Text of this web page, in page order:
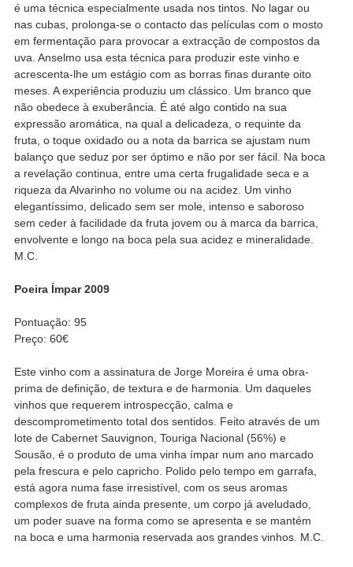
é uma técnica especialmente usada nos tintos. No lagar ou
nas cubas, prolonga-se o contacto das películas com o mosto
em fermentação para provocar a extracção de compostos da
uva. Anselmo usa esta técnica para produzir este vinho e
acrescenta-lhe um estágio com as borras finas durante oito
meses. A experiência produziu um clássico. Um branco que
não obedece à exuberância. É até algo contido na sua
expressão aromática, na qual a delicadeza, o requinte da
fruta, o toque oxidado ou a nota da barrica se ajustam num
balanço que seduz por ser óptimo e não por ser fácil. Na boca
a revelação continua, entre uma certa frugalidade seca e a
riqueza da Alvarinho no volume ou na acidez. Um vinho
elegantíssimo, delicado sem ser mole, intenso e saboroso
sem ceder à facilidade da fruta jovem ou à marca da barrica,
envolvente e longo na boca pela sua acidez e mineralidade.
M.C.
Poeira Ímpar 2009
Pontuação: 95
Preço: 60€
Este vinho com a assinatura de Jorge Moreira é uma obra-
prima de definição, de textura e de harmonia. Um daqueles
vinhos que requerem introspecção, calma e
descomprometimento total dos sentidos. Feito através de um
lote de Cabernet Sauvignon, Touriga Nacional (56%) e
Sousão, é o produto de uma vinha ímpar num ano marcado
pela frescura e pelo capricho. Polido pelo tempo em garrafa,
está agora numa fase irresistível, com os seus aromas
complexos de fruta ainda presente, um corpo já aveludado,
um poder suave na forma como se apresenta e se mantém
na boca e uma harmonia reservada aos grandes vinhos. M.C.